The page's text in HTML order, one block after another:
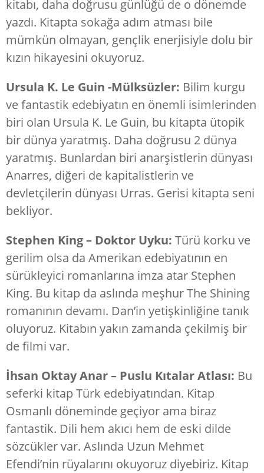
kitabı, daha doğrusu günlüğü de o dönemde
yazdı. Kitapta sokağa adım atması bile
mümkün olmayan, gençlik enerjisiyle dolu bir
kızın hikayesini okuyoruz.
Ursula K. Le Guin -Mülksüzler: Bilim kurgu
ve fantastik edebiyatın en önemli isimlerinden
biri olan Ursula K. Le Guin, bu kitapta ütopik
bir dünya yaratmış. Daha doğrusu 2 dünya
yaratmış. Bunlardan biri anarşistlerin dünyası
Anarres, diğeri de kapitalistlerin ve
devletçilerin dünyası Urras. Gerisi kitapta seni
bekliyor.
Stephen King – Doktor Uyku: Türü korku ve
gerilim olsa da Amerikan edebiyatının en
sürükleyici romanlarına imza atar Stephen
King. Bu kitap da aslında meşhur The Shining
romanının devamı. Dan’in yetişkinliğine tanık
oluyoruz. Kitabın yakın zamanda çekilmiş bir
de filmi var.
İhsan Oktay Anar – Puslu Kıtalar Atlası: Bu
seferki kitap Türk edebiyatından. Kitap
Osmanlı döneminde geçiyor ama biraz
fantastik. Dili hem akıcı hem de eski dilde
sözcükler var. Aslında Uzun Mehmet
Efendi’nin rüyalarını okuyoruz diyebiriz. Kitap